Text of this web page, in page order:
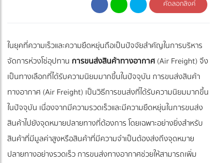
คัดลอกลิงค์
ในยุคที่ความเร็วและความยืดหยุ่นถือเป็นปัจจัยสำคัญในการบริหาร
จัดการห่วงโซ่อุปทาน การขนส่งสินค้าทางอากาศ(Air Freight) จึง
เป็นทางเลือกที่ได้รับความนิยมมากขึ้นในปัจจุบัน การขนส่งสินค้า
ทางอากาศ (Air Freight) เป็นวิธีการขนส่งที่ได้รับความนิยมมากขึ้น
ในปัจจุบัน เนื่องจากมีความรวดเร็วและมีความยืดหยุ่นในการขนส่ง
สินค้าไปยังจุดหมายปลายทางที่ต้องการ โดยเฉพาะอย่างยิ่งสำหรับ
สินค้าที่มีมูลค่าสูงหรือสินค้าที่มีความจำเป็นต้องส่งถึงจุดหมาย
ปลายทางอย่างรวดเร็ว การขนส่งทางอากาศช่วยให้สามารถเพิ่ม